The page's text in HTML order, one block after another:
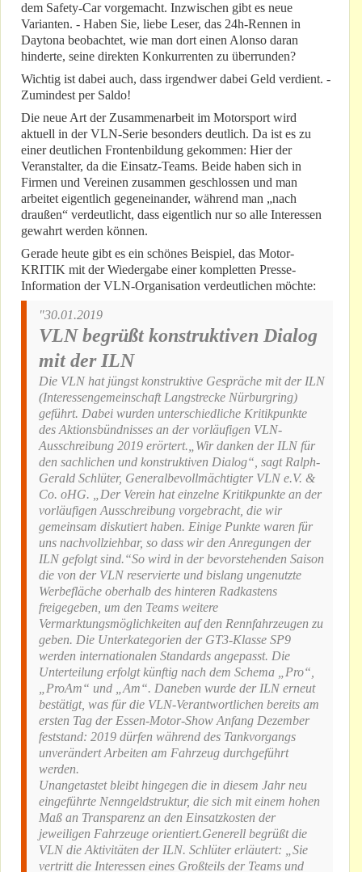
dem Safety-Car vorgemacht. Inzwischen gibt es neue
Varianten. - Haben Sie, liebe Leser, das 24h-Rennen in
Daytona beobachtet, wie man dort einen Alonso daran
hinderte, seine direkten Konkurrenten zu überrunden?
Wichtig ist dabei auch, dass irgendwer dabei Geld verdient. -
Zumindest per Saldo!
Die neue Art der Zusammenarbeit im Motorsport wird
aktuell in der VLN-Serie besonders deutlich. Da ist es zu
einer deutlichen Frontenbildung gekommen: Hier der
Veranstalter, da die Einsatz-Teams. Beide haben sich in
Firmen und Vereinen zusammen geschlossen und man
arbeitet eigentlich gegeneinander, während man „nach
draußen“ verdeutlicht, dass eigentlich nur so alle Interessen
gewahrt werden können.
Gerade heute gibt es ein schönes Beispiel, das Motor-
KRITIK mit der Wiedergabe einer kompletten Presse-
Information der VLN-Organisation verdeutlichen möchte:
"30.01.2019
VLN begrüßt konstruktiven Dialog
mit der ILN
Die VLN hat jüngst konstruktive Gespräche mit der ILN
(Interessengemeinschaft Langstrecke Nürburgring)
geführt. Dabei wurden unterschiedliche Kritikpunkte
des Aktionsbündnisses an der vorläufigen VLN-
Ausschreibung 2019 erörtert.„Wir danken der ILN für
den sachlichen und konstruktiven Dialog“, sagt Ralph-
Gerald Schlüter, Generalbevollmächtigter VLN e.V. &
Co. oHG. „Der Verein hat einzelne Kritikpunkte an der
vorläufigen Ausschreibung vorgebracht, die wir
gemeinsam diskutiert haben. Einige Punkte waren für
uns nachvollziehbar, so dass wir den Anregungen der
ILN gefolgt sind.“So wird in der bevorstehenden Saison
die von der VLN reservierte und bislang ungenutzte
Werbefläche oberhalb des hinteren Radkastens
freigegeben, um den Teams weitere
Vermarktungsmöglichkeiten auf den Rennfahrzeugen zu
geben. Die Unterkategorien der GT3-Klasse SP9
werden internationalen Standards angepasst. Die
Unterteilung erfolgt künftig nach dem Schema „Pro“,
„ProAm“ und „Am“. Daneben wurde der ILN erneut
bestätigt, was für die VLN-Verantwortlichen bereits am
ersten Tag der Essen-Motor-Show Anfang Dezember
feststand: 2019 dürfen während des Tankvorgangs
unverändert Arbeiten am Fahrzeug durchgeführt
werden.
Unangetastet bleibt hingegen die in diesem Jahr neu
eingeführte Nenngeldstruktur, die sich mit einem hohen
Maß an Transparenz an den Einsatzkosten der
jeweiligen Fahrzeuge orientiert.Generell begrüßt die
VLN die Aktivitäten der ILN. Schlüter erläutert: „Sie
vertritt die Interessen eines Großteils der Teams und